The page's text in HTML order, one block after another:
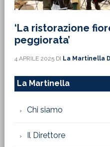
‘La ristorazione
peggiorata’
4 APRILE 2025DI La Martinella
La Martinella
Chi siamo
Il Direttore